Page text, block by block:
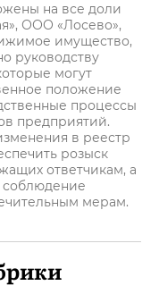
на все доли
ООО «Лосево»,
имущество,
руководству
могут
положение
процессы
предприятий.
в реестр
розыск
ответчикам, а
соблюдение
мерам.